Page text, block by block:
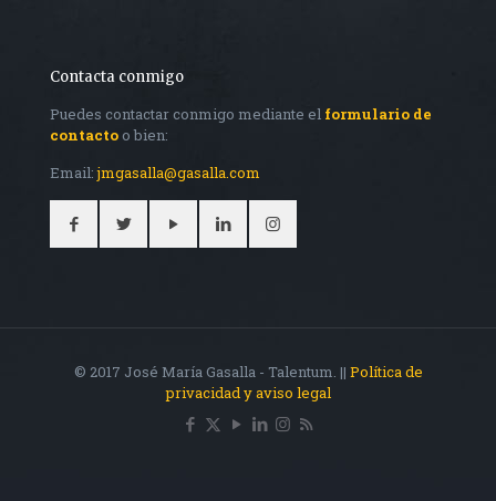
Contacta conmigo
Puedes contactar conmigo mediante el formulario de
contacto o bien:
Email:jmgasalla@gasalla.com
© 2017 José María Gasalla - Talentum. || Política de
privacidad y aviso legal